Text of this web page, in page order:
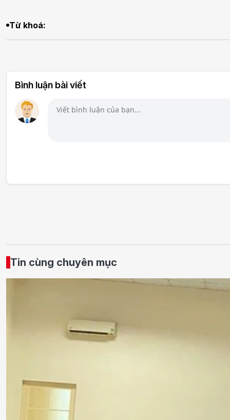
Từ khoá:
Bình luận bài viết
Tin cùng chuyên mục